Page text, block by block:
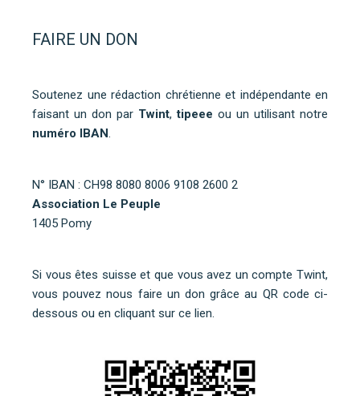
FAIRE UN DON
Soutenez une rédaction chrétienne et indépendante en
faisant un don par Twint,tipeee ou un utilisant notre
numéro IBAN.
N° IBAN : CH98 8080 8006 9108 2600 2
Association Le Peuple
1405 Pomy
Si vous êtes suisse et que vous avez un compte Twint,
vous pouvez nous faire un don grâce au QR code ci-
dessous ou en cliquant sur ce lien.